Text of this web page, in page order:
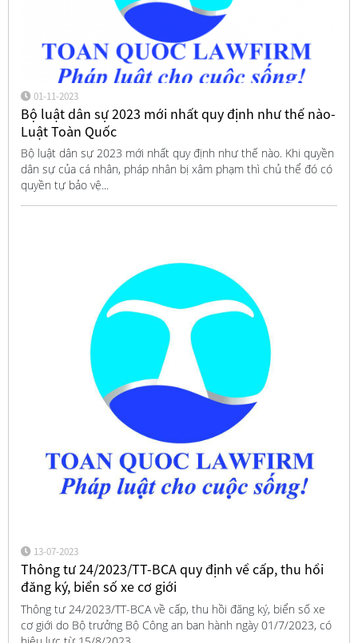
01-11-2023
Bộ luật dân sự 2023 mới nhất quy định như thế nào-
Luật Toàn Quốc
Bộ luật dân sự 2023 mới nhất quy định như thế nào. Khi quyền
dân sự của cá nhân, pháp nhân bị xâm phạm thì chủ thể đó có
quyền tự bảo vệ...
13-07-2023
Thông tư 24/2023/TT-BCA quy định về cấp, thu hồi
đăng ký, biển số xe cơ giới
Thông tư 24/2023/TT-BCA về cấp, thu hồi đăng ký, biển số xe
cơ giới do Bộ trưởng Bộ Công an ban hành ngày 01/7/2023, có